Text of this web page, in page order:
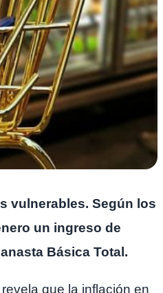
vulnerables. Según los
un ingreso de
Básica Total.
que la inflación en